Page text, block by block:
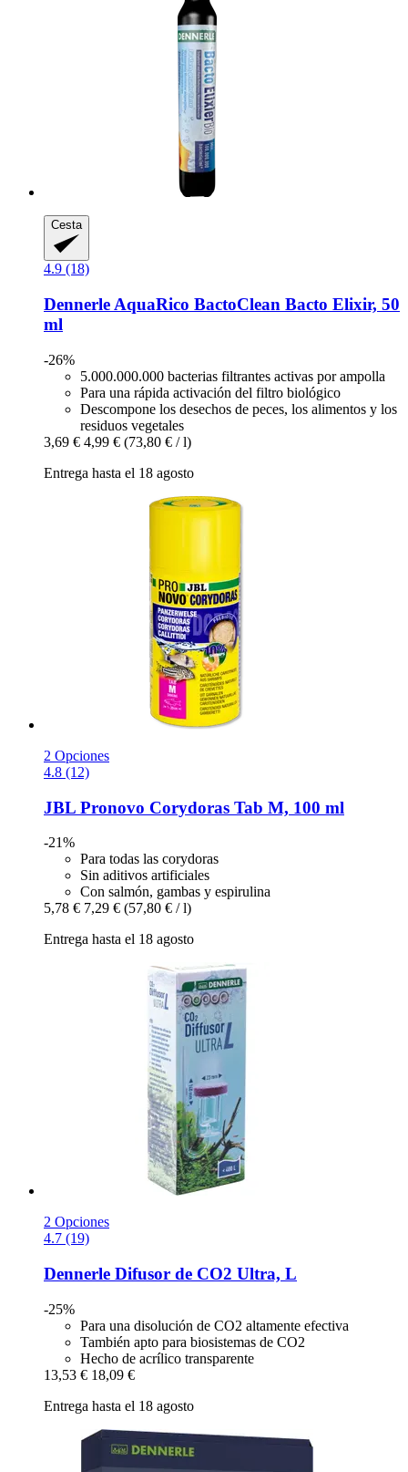
Cesta
4.9 (18)
Dennerle AquaRico BactoClean Bacto Elixir, 50
ml
-26%
5.000.000.000 bacterias filtrantes activas por ampolla
Para una rápida activación del filtro biológico
Descompone los desechos de peces, los alimentos y los
residuos vegetales
3,69 € 4,99 € (73,80 € / l)
Entrega hasta el 18 agosto
2 Opciones
4.8 (12)
JBL Pronovo Corydoras Tab M, 100 ml
-21%
Para todas las corydoras
Sin aditivos artificiales
Con salmón, gambas y espirulina
5,78 € 7,29 € (57,80 € / l)
Entrega hasta el 18 agosto
2 Opciones
4.7 (19)
Dennerle Difusor de CO2 Ultra, L
-25%
Para una disolución de CO2 altamente efectiva
También apto para biosistemas de CO2
Hecho de acrílico transparente
13,53 € 18,09 €
Entrega hasta el 18 agosto